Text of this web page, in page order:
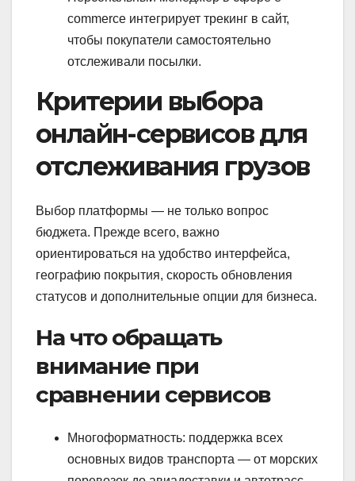
commerce интегрирует трекинг в сайт,
чтобы покупатели самостоятельно
отслеживали посылки.
Критерии выбора
онлайн-сервисов для
отслеживания грузов
Выбор платформы — не только вопрос
бюджета. Прежде всего, важно
ориентироваться на удобство интерфейса,
географию покрытия, скорость обновления
статусов и дополнительные опции для бизнеса.
На что обращать
внимание при
сравнении сервисов
Многоформатность: поддержка всех
основных видов транспорта — от морских